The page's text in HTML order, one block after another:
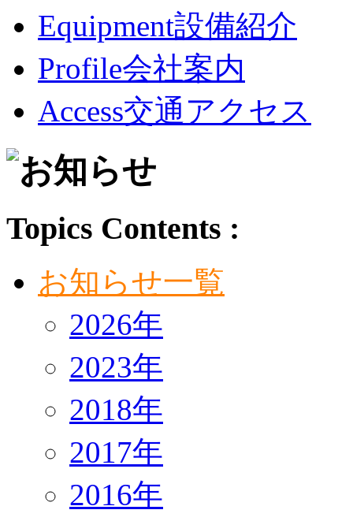
Equipment設備紹介
Profile会社案内
Access交通アクセス
Topics Contents :
お知らせ一覧
2026年
2023年
2018年
2017年
2016年